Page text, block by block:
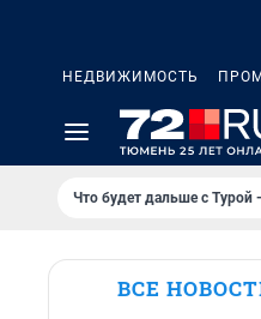
НЕДВИЖИМОСТЬ
Что будет дальше с Турой
ВСЕ